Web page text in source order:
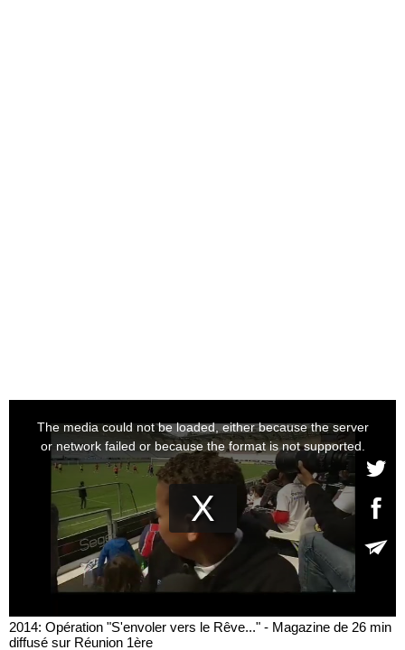
2014: Opération "S'envoler vers le Rêve..." - Magazine de 26 min
diffusé sur Réunion 1ère